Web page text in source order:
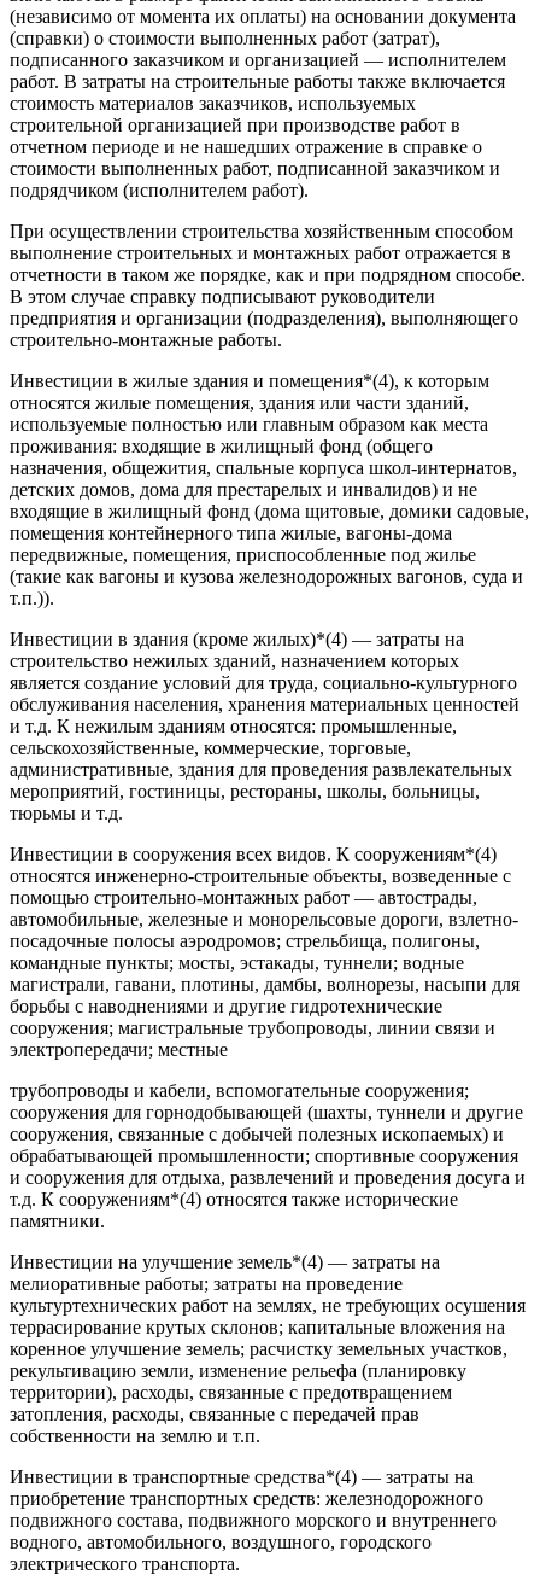
(независимо от момента их оплаты) на основании документа
(справки) о стоимости выполненных работ (затрат),
подписанного заказчиком и организацией — исполнителем
работ. В затраты на строительные работы также включается
стоимость материалов заказчиков, используемых
строительной организацией при производстве работ в
отчетном периоде и не нашедших отражение в справке о
стоимости выполненных работ, подписанной заказчиком и
подрядчиком (исполнителем работ).
При осуществлении строительства хозяйственным способом
выполнение строительных и монтажных работ отражается в
отчетности в таком же порядке, как и при подрядном способе.
В этом случае справку подписывают руководители
предприятия и организации (подразделения), выполняющего
строительно-монтажные работы.
Инвестиции в жилые здания и помещения*(4), к которым
относятся жилые помещения, здания или части зданий,
используемые полностью или главным образом как места
проживания: входящие в жилищный фонд (общего
назначения, общежития, спальные корпуса школ-интернатов,
детских домов, дома для престарелых и инвалидов) и не
входящие в жилищный фонд (дома щитовые, домики садовые,
помещения контейнерного типа жилые, вагоны-дома
передвижные, помещения, приспособленные под жилье
(такие как вагоны и кузова железнодорожных вагонов, суда и
т.п.)).
Инвестиции в здания (кроме жилых)*(4) — затраты на
строительство нежилых зданий, назначением которых
является создание условий для труда, социально-культурного
обслуживания населения, хранения материальных ценностей
и т.д. К нежилым зданиям относятся: промышленные,
сельскохозяйственные, коммерческие, торговые,
административные, здания для проведения развлекательных
мероприятий, гостиницы, рестораны, школы, больницы,
тюрьмы и т.д.
Инвестиции в сооружения всех видов. К сооружениям*(4)
относятся инженерно-строительные объекты, возведенные с
помощью строительно-монтажных работ — автострады,
автомобильные, железные и монорельсовые дороги, взлетно-
посадочные полосы аэродромов; стрельбища, полигоны,
командные пункты; мосты, эстакады, туннели; водные
магистрали, гавани, плотины, дамбы, волнорезы, насыпи для
борьбы с наводнениями и другие гидротехнические
сооружения; магистральные трубопроводы, линии связи и
электропередачи; местные
трубопроводы и кабели, вспомогательные сооружения;
сооружения для горнодобывающей (шахты, туннели и другие
сооружения, связанные с добычей полезных ископаемых) и
обрабатывающей промышленности; спортивные сооружения
и сооружения для отдыха, развлечений и проведения досуга и
т.д. К сооружениям*(4) относятся также исторические
памятники.
Инвестиции на улучшение земель*(4) — затраты на
мелиоративные работы; затраты на проведение
культуртехнических работ на землях, не требующих осушения
террасирование крутых склонов; капитальные вложения на
коренное улучшение земель; расчистку земельных участков,
рекультивацию земли, изменение рельефа (планировку
территории), расходы, связанные с предотвращением
затопления, расходы, связанные с передачей прав
собственности на землю и т.п.
Инвестиции в транспортные средства*(4) — затраты на
приобретение транспортных средств: железнодорожного
подвижного состава, подвижного морского и внутреннего
водного, автомобильного, воздушного, городского
электрического транспорта.